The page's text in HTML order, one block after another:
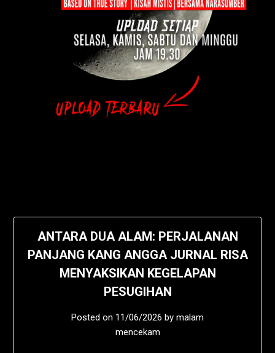
ANTARA DUA ALAM: PERJALANAN
PANJANG KANG ANGGA JURNAL RISA
MENYAKSIKAN KEGELAPAN
PESUGIHAN
Posted on 11/06/2026 by malam
mencekam